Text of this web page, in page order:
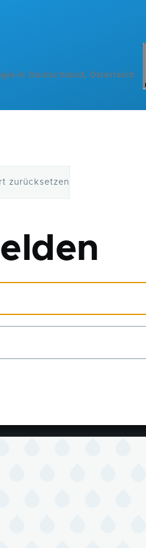
in Deutschland, Österreich
zurücksetzen